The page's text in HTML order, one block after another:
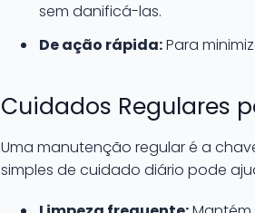
sem danificá-las.
De ação rápida:Para
Cuidados Regulares
Uma manutenção regular é a
simples de cuidado diário pode